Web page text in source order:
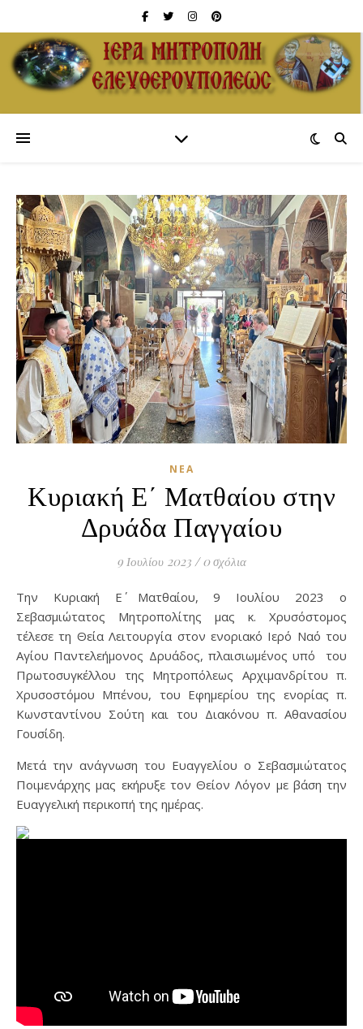
ΝΈΑ
Κυριακή Ε΄ Ματθαίου στην
Δρυάδα Παγγαίου
9 Ιουλίου 2023 / 0 σχόλια
Την Κυριακή Ε΄ Ματθαίου, 9 Ιουλίου 2023 ο
Σεβασμιώτατος Μητροπολίτης μας κ. Χρυσόστομος
τέλεσε τη Θεία Λειτουργία στον ενοριακό Ιερό Ναό του
Αγίου Παντελεήμονος Δρυάδος, πλαισιωμένος υπό του
Πρωτοσυγκέλλου της Μητροπόλεως Αρχιμανδρίτου π.
Χρυσοστόμου Μπένου, του Εφημερίου της ενορίας π.
Κωνσταντίνου Σούτη και του Διακόνου π. Αθανασίου
Γουσίδη.
Μετά την ανάγνωση του Ευαγγελίου ο Σεβασμιώτατος
Ποιμενάρχης μας εκήρυξε τον Θείον Λόγον με βάση την
Ευαγγελική περικοπή της ημέρας.